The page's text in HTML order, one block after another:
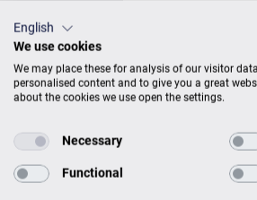
English
We use cookies
We may place these for analysis of our visitor
personalised content and to give you a great
about the cookies we use open the settings.
Necessary
Functional